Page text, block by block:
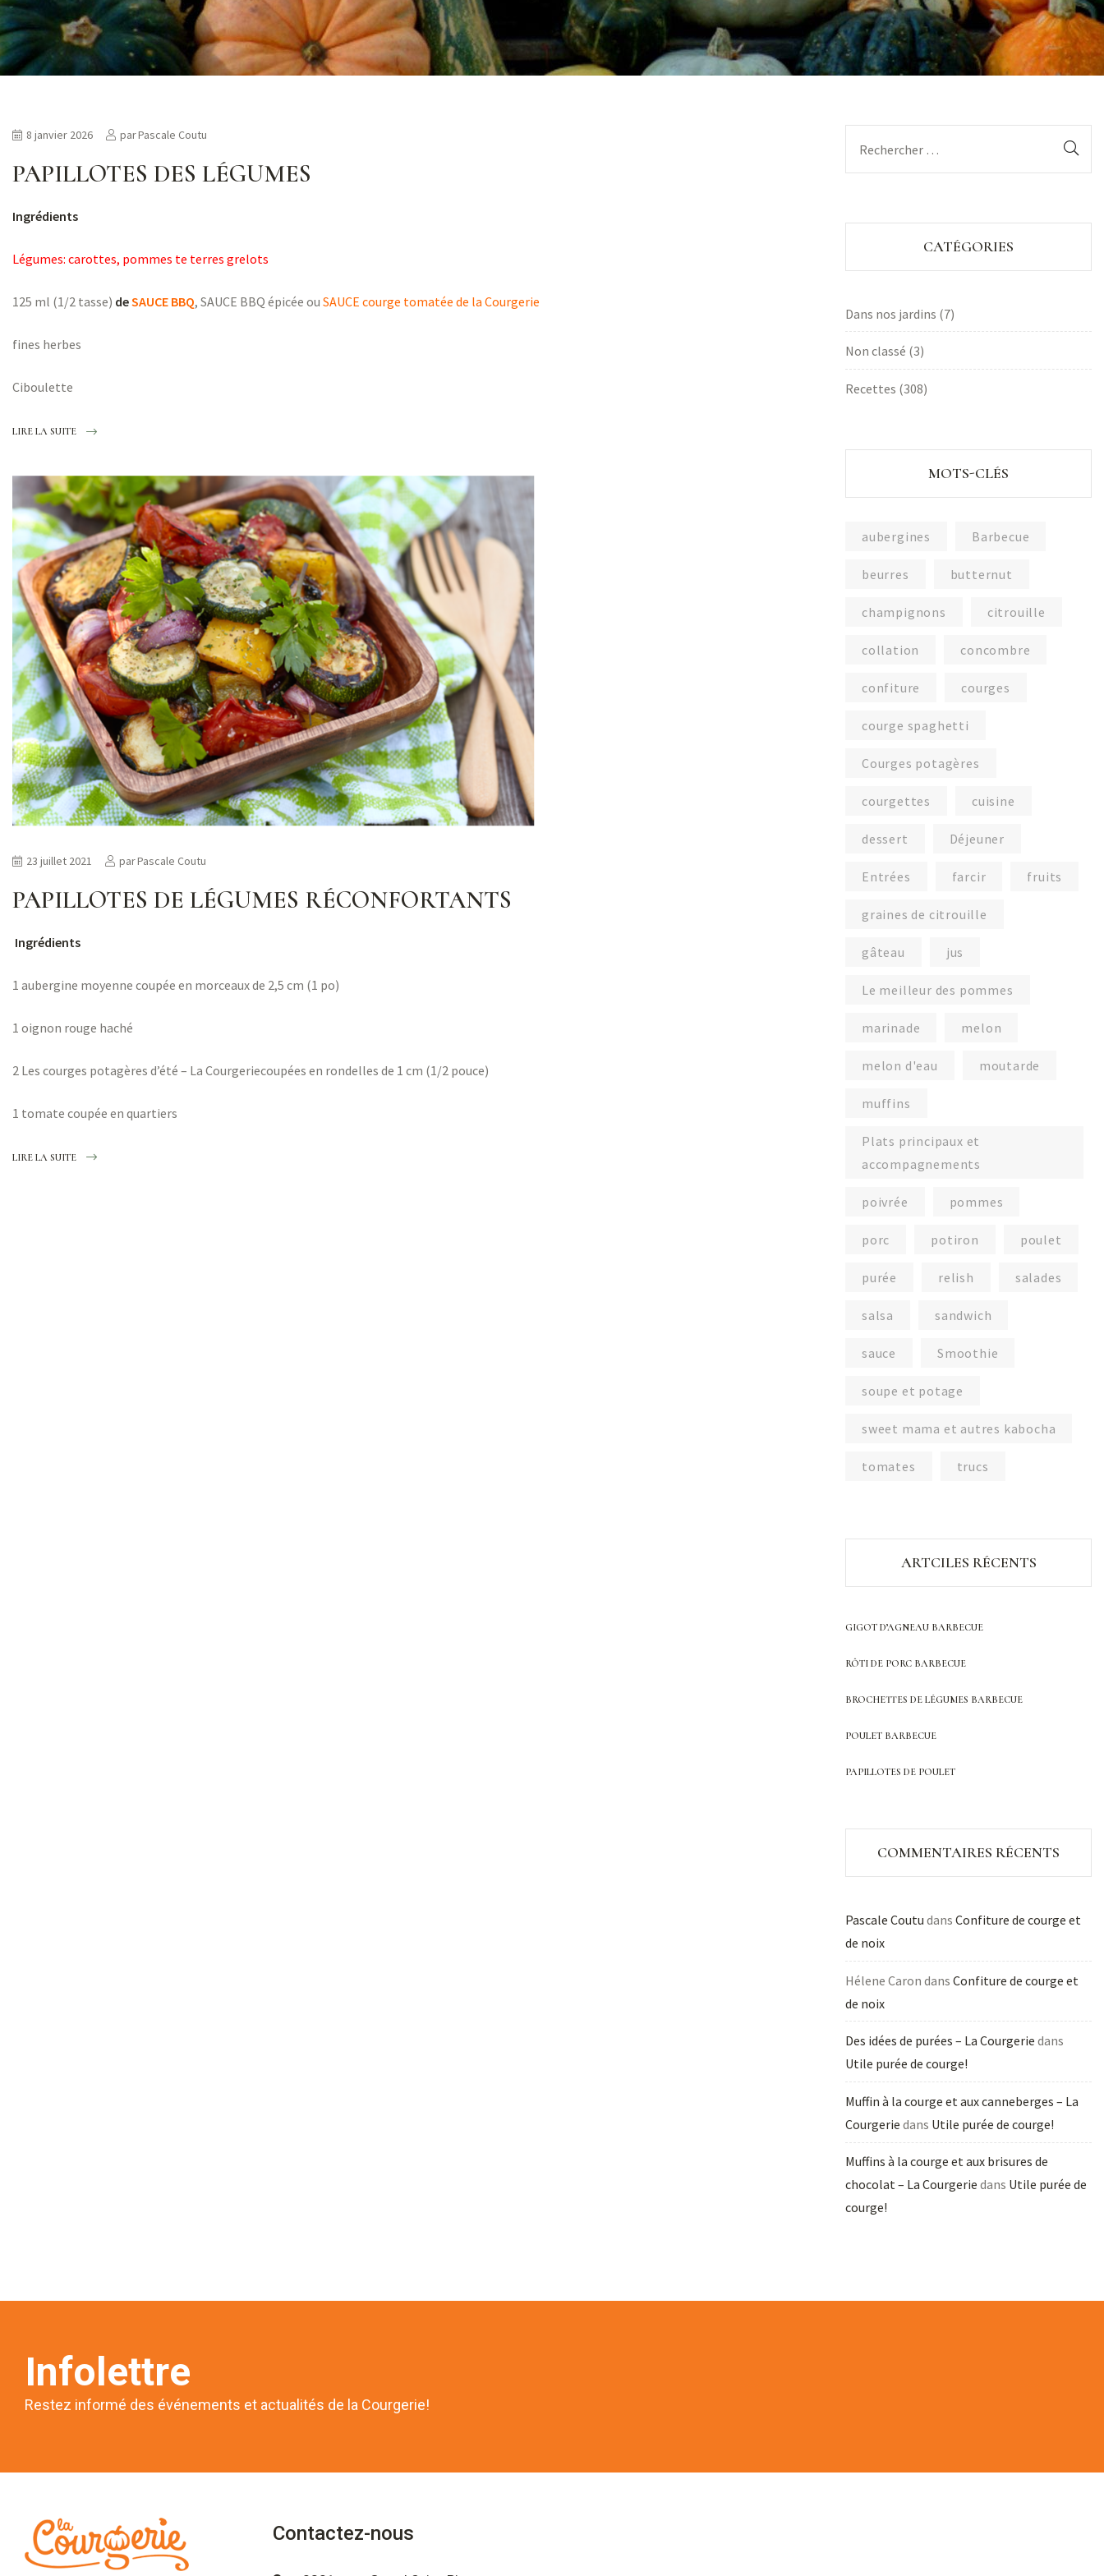
PAPILLOTES DES LÉGUMES
8 janvier 2026 parPascale Coutu
Ingrédients
Légumes: carottes, pommes te terres grelots
125 ml (1/2 tasse) deSAUCE BBQ, SAUCE BBQ épicée ou SAUCE courge tomatée de la Courgerie
fines herbes
Ciboulette
LIRE LA SUITE
PAPILLOTES DE LÉGUMES RÉCONFORTANTS
23 juillet 2021 parPascale Coutu
Ingrédients
1 aubergine moyenne coupée en morceaux de 2,5 cm (1 po)
1 oignon rouge haché
2 Les courges potagères d’été – La Courgeriecoupées en rondelles de 1 cm (1/2 pouce)
1 tomate coupée en quartiers
LIRE LA SUITE
CATÉGORIES
Dans nos jardins (7)
Non classé (3)
Recettes (308)
MOTS-CLÉS
aubergines Barbecue
beurres butternut
champignons citrouille
collation concombre
confiture courges
courge spaghetti
Courges potagères
courgettes cuisine
dessert Déjeuner
Entrées farcir fruits
graines de citrouille
gâteau jus
Le meilleur des pommes
marinade melon
melon d'eau moutarde
muffins
Plats principaux et
accompagnements
poivrée pommes
porc potiron poulet
purée relish salades
salsa sandwich
sauce Smoothie
soupe et potage
sweet mama et autres kabocha
tomates trucs
ARTCILES RÉCENTS
GIGOT D’AGNEAU BARBECUE
RÔTI DE PORC BARBECUE
BROCHETTES DE LÉGUMES BARBECUE
POULET BARBECUE
PAPILLOTES DE POULET
COMMENTAIRES RÉCENTS
Pascale Coutu dans Confiture de courge et
de noix
Hélene Caron dans Confiture de courge et
de noix
Des idées de purées – La Courgerie dans
Utile purée de courge!
Muffin à la courge et aux canneberges – La
Courgerie dans Utile purée de courge!
Muffins à la courge et aux brisures de
chocolat – La Courgerie dans Utile purée de
courge!
Infolettre
Restez informé des événements et actualités de la Courgerie!
Contactez-nous